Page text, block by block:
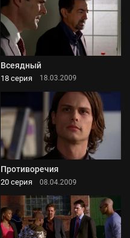
Всеядный
18 серия 18.03.2009
Противоречия
20 серия 08.04.2009